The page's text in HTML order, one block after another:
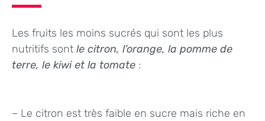
Les fruits les moins sucrés qui sont les plus
nutritifs sont le citron, l’orange, la pomme de
terre, le kiwi et la tomate :
– Le citron est très faible en sucre mais riche en